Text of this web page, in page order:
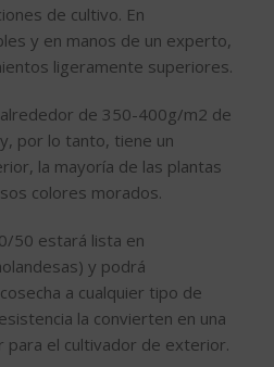
de cultivo. En
y en manos de un experto,
ligeramente superiores.
de 350-400g/m2 de
por lo tanto, tiene un
la mayoría de las plantas
colores morados.
50 estará lista en
y podrá
a cualquier tipo de
la convierten en una
para el cultivador de exterior.